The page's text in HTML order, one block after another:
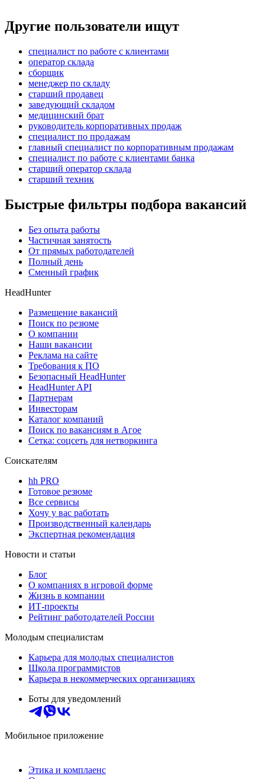
Другие пользователи ищут
специалист по работе с клиентами
оператор склада
сборщик
менеджер по складу
старший продавец
заведующий складом
медицинский брат
руководитель корпоративных продаж
специалист по продажам
главный специалист по корпоративным продажам
специалист по работе с клиентами банка
старший оператор склада
старший техник
Быстрые фильтры подбора вакансий
Без опыта работы
Частичная занятость
От прямых работодателей
Полный день
Сменный график
HeadHunter
Размещение вакансий
Поиск по резюме
О компании
Наши вакансии
Реклама на сайте
Требования к ПО
Безопасный HeadHunter
HeadHunter API
Партнерам
Инвесторам
Каталог компаний
Поиск по вакансиям в Агое
Сетка: соцсеть для нетворкинга
Соискателям
hh PRO
Готовое резюме
Все сервисы
Хочу у вас работать
Производственный календарь
Экспертная рекомендация
Новости и статьи
Блог
О компаниях в игровой форме
Жизнь в компании
ИТ-проекты
Рейтинг работодателей России
Молодым специалистам
Карьера для молодых специалистов
Школа программистов
Карьера в некоммерческих организациях
Боты для уведомлений
Мобильное приложение
Этика и комплаенс